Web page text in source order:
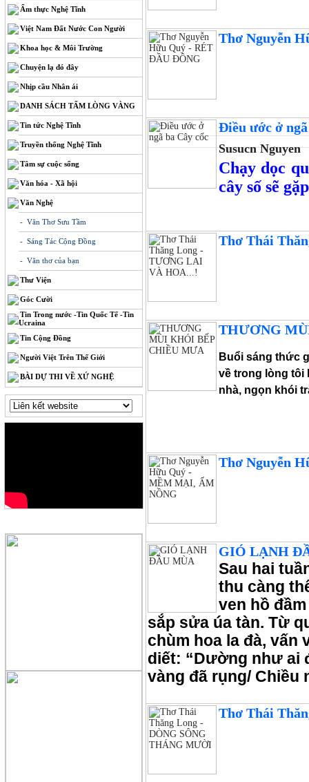
Ẩm thực Nghệ Tĩnh
Việt Nam Đất Nước Con Người
Khoa học & Môi Trường
Chuyện lạ đó đây
Nhịp cầu Nhân ái
DANH SÁCH TẤM LÒNG VÀNG
Tin tức Nghệ Tĩnh
Truyền thống Nghệ Tĩnh
Tâm sự cuộc sống
Văn hóa - Xã hội
Văn Nghệ
- Văn Thơ Sưu Tầm
- Sáng Tác Cộng Đồng
- Văn thơ của bạn
Thư Viện
Góc Cười
Tin Trong nước -Tin Quốc Tế -Tin
Ucraina
Tin Cộng Đồng
Người Việt Trên Thế Giới
BÀI DỰ THI VỀ XỨ NGHỆ
Thơ Nguyễn
Điều ước ở
Susucn Nguyen
Chạy dọc
cây số sẽ
Thơ Thái
THƯƠNG
Buổi sáng thức
về trong lòng tôi
nhà, ngọn khói
Thơ Nguyễn
GIÓ LẠNH
Sau hai
thu càng
ven hồ
sắp sửa úa tàn. Từ
chùm hoa la đà,
diết: “Dường như ai
vàng đã rụng/
Thơ Thái